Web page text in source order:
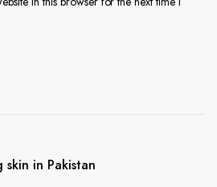
in Pakistan